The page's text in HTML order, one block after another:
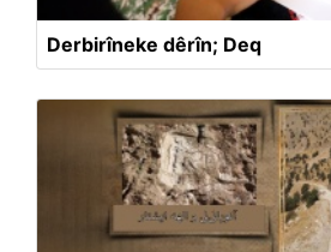
Derbirîneke dêrîn; Deq